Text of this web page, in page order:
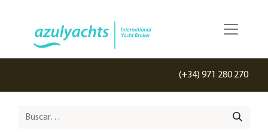
(+34) 971 280 270